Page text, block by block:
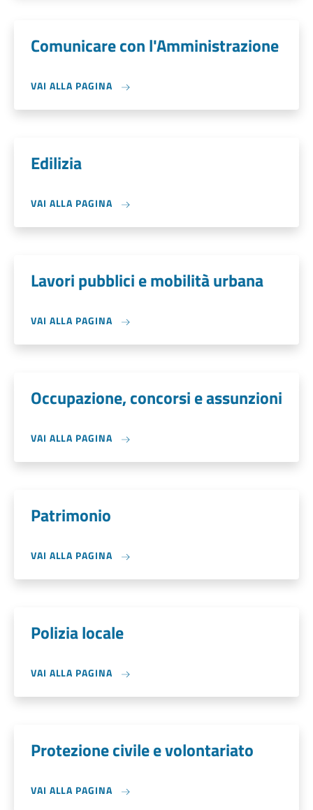
Comunicare con l'Amministrazione
VAI ALLA PAGINA
Edilizia
VAI ALLA PAGINA
Lavori pubblici e mobilità urbana
VAI ALLA PAGINA
Occupazione, concorsi e assunzioni
VAI ALLA PAGINA
Patrimonio
VAI ALLA PAGINA
Polizia locale
VAI ALLA PAGINA
Protezione civile e volontariato
VAI ALLA PAGINA